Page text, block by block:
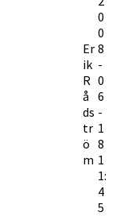
Er
ik
R
å
ds
tr
ö
m
0
0
8
-
0
6
-
1
8
1
1:
4
5